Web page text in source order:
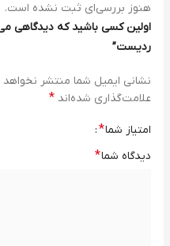
هنوز بررسی‌ای ثبت نشده است.
اولین کسی باشید که دیدگاهی
ردیست”
نشانی ایمیل شما منتشر
علامت‌گذاری شده‌اند *
امتیاز شما*
دیدگاه شما*